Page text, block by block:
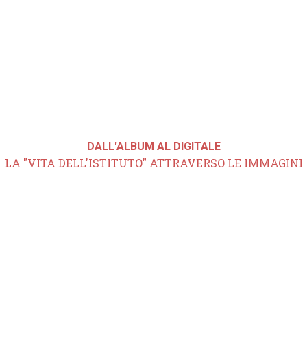
DALL'ALBUM AL DIGITALE
LA "VITA DELL'ISTITUTO" ATTRAVERSO LE IMMAGINI